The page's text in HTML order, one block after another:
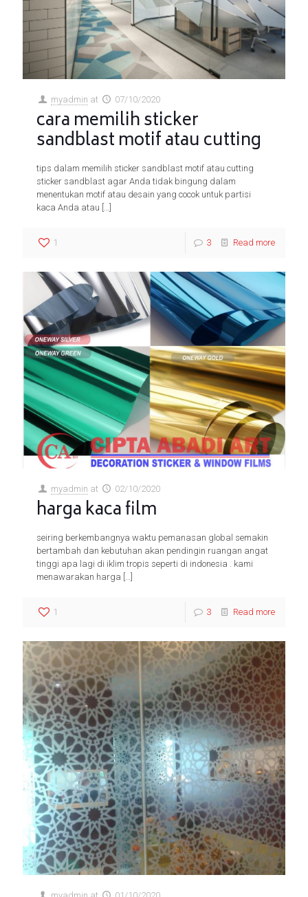
myadmin at 07/10/2020
cara memilih sticker
sandblast motif atau cutting
tips dalam memilih sticker sandblast motif atau cutting
sticker sandblast agar Anda tidak bingung dalam
menentukan motif atau desain yang cocok untuk partisi
kaca Anda atau
1 3 Read more
myadmin at 02/10/2020
harga kaca film
seiring berkembangnya waktu pemanasan global semakin
bertambah dan kebutuhan akan pendingin ruangan angat
tinggi apa lagi di iklim tropis seperti di indonesia . kami
menawarakan harga […]
1 3 Read more